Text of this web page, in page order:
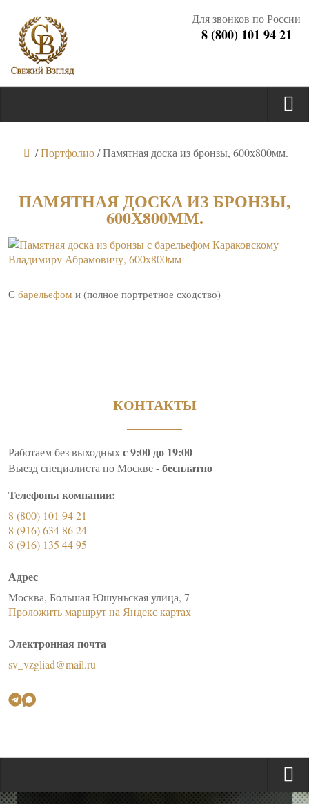
Для звонков по России
8 (800) 101 94 21
/Портфолио /Памятная доска из бронзы, 600х800мм.
ПАМЯТНАЯ ДОСКА ИЗ БРОНЗЫ,
600Х800ММ.
С барельефом и (полное портретное сходство)
КОНТАКТЫ
Работаем без выходныхс 9:00 до 19:00
Выезд специалиста по Москве -бесплатно
Телефоны компании:
8 (800) 101 94 21
8 (916) 634 86 24
8 (916) 135 44 95
Адрес
Москва, Большая Юшуньская улица, 7
Проложить маршрут на Яндекс картах
Электронная почта
sv_vzgliad@mail.ru